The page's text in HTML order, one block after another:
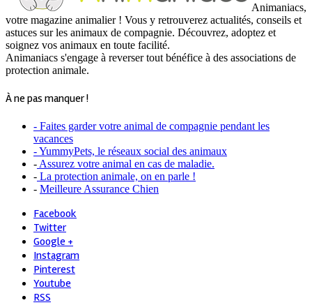
Animaniacs,
votre magazine animalier ! Vous y retrouverez actualités, conseils et
astuces sur les animaux de compagnie. Découvrez, adoptez et
soignez vos animaux en toute facilité.
Animaniacs s'engage à reverser tout bénéfice à des associations de
protection animale.
À ne pas manquer !
- Faites garder votre animal de compagnie pendant les
vacances
- YummyPets, le réseaux social des animaux
-Assurez votre animal en cas de maladie.
- La protection animale, on en parle !
- Meilleure Assurance Chien
Facebook
Twitter
Google +
Instagram
Pinterest
Youtube
RSS